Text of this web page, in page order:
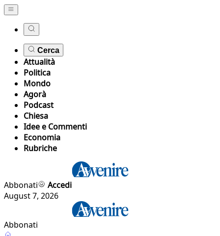
Cerca
Attualità
Politica
Mondo
Agorà
Podcast
Chiesa
Idee e Commenti
Economia
Rubriche
Abbonati
Accedi
August 7, 2026
Abbonati